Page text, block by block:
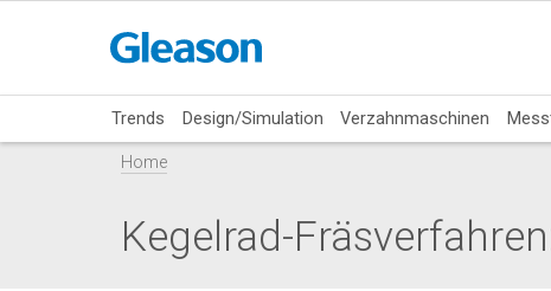
Trends Design/Simulation Verzahnmaschinen
Home
Kegelrad-